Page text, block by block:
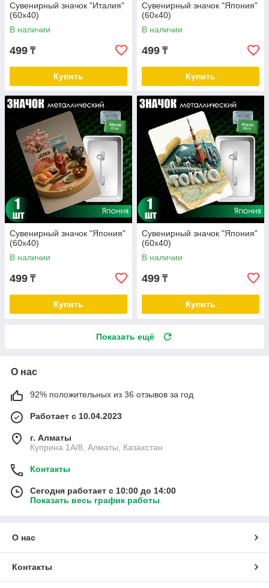
Сувенирный значок "Италия"
(60х40)
В наличии
499 ₸
Купить
Сувенирный значок "Япония"
(60х40)
В наличии
499 ₸
Купить
Сувенирный значок "Япония"
(60х40)
В наличии
499 ₸
Купить
Сувенирный значок "Япония"
(60х40)
В наличии
499 ₸
Купить
Показать ещё
О нас
92% положительных из 36 отзывов за год
Работает с 10.04.2023
г. Алматы
Куприна 1A/8, Алматы, Казахстан
Контакты
Сегодня работает с 10:00 до 14:00
Показать весь график работы
О нас
Контакты